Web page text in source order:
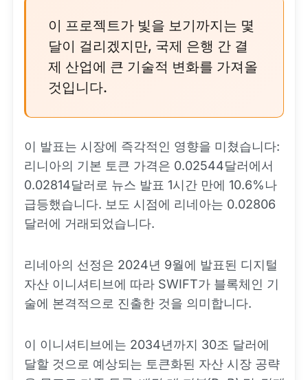
이 프로젝트가 빛을 보기까지는 몇
달이 걸리겠지만, 국제 은행 간 결
제 산업에 큰 기술적 변화를 가져올
것입니다.
이 발표는 시장에 즉각적인 영향을 미쳤습니다:
리니아의 기본 토큰 가격은 0.02544달러에서
0.02814달러로 뉴스 발표 1시간 만에 10.6%나
급등했습니다. 보도 시점에 리네아는 0.02806
달러에 거래되었습니다.
리네아의 선정은 2024년 9월에 발표된 디지털
자산 이니셔티브에 따라 SWIFT가 블록체인 기
술에 본격적으로 진출한 것을 의미합니다.
이 이니셔티브에는 2034년까지 30조 달러에
달할 것으로 예상되는 토큰화된 자산 시장 공략